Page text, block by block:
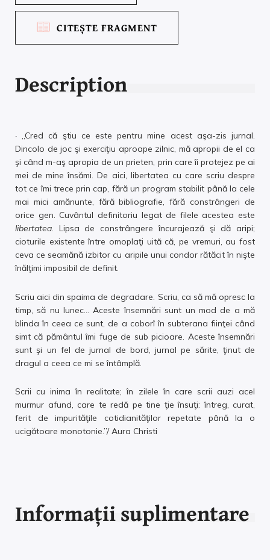
CITEȘTE FRAGMENT
Description
· „Cred că ştiu ce este pentru mine acest aşa-zis jurnal.
Dincolo de joc şi exerciţiu aproape zilnic, mă apropii de el ca
şi când m-aş apropia de un prieten, prin care îi protejez pe ai
mei de mine însămi. De aici, libertatea cu care scriu despre
tot ce îmi trece prin cap, fără un program stabilit până la cele
mai mici amănunte, fără bibliografie, fără constrângeri de
orice gen. Cuvântul definitoriu legat de filele acestea este
libertatea. Lipsa de constrângere încurajează şi dă aripi;
cioturile existente între omoplaţi uită că, pe vremuri, au fost
ceva ce seamănă izbitor cu aripile unui condor rătăcit în nişte
înălţimi imposibil de definit.
Scriu aici din spaima de degradare. Scriu, ca să mă opresc la
timp, să nu lunec… Aceste însemnări sunt un mod de a mă
blinda în ceea ce sunt, de a coborî în subterana fiinţei când
simt că pământul îmi fuge de sub picioare. Aceste însemnări
sunt şi un fel de jurnal de bord, jurnal pe sărite, ţinut de
dragul a ceea ce mi se întâmplă.
Scrii cu inima în realitate; în zilele în care scrii auzi acel
murmur afund, care te redă pe tine ţie însuţi: întreg, curat,
ferit de impurităţile cotidianităţilor repetate până la o
ucigătoare monotonie.”/ Aura Christi
Informații suplimentare